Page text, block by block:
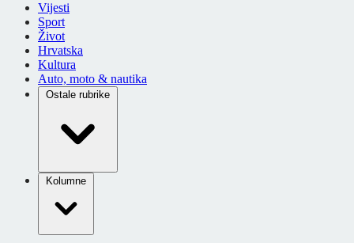
Vijesti
Sport
Život
Hrvatska
Kultura
Auto, moto & nautika
Ostale rubrike
Kolumne